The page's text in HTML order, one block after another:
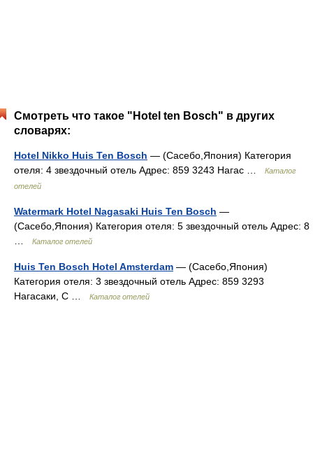
Смотреть что такое "Hotel ten Bosch" в других
словарях:
Hotel Nikko Huis Ten Bosch — (Сасебо,Япония) Категория
отеля: 4 звездочный отель Адрес: 859 3243 Нагас …
Каталог
отелей
Watermark Hotel Nagasaki Huis Ten Bosch —
(Сасебо,Япония) Категория отеля: 5 звездочный отель Адрес: 8
Каталог отелей
Huis Ten Bosch Hotel Amsterdam — (Сасебо,Япония)
Категория отеля: 3 звездочный отель Адрес: 859 3293
Нагасаки, С …
Каталог отелей